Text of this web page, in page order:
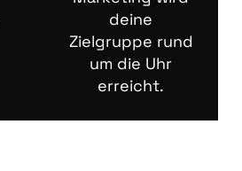
deine
Zielgruppe rund
um die Uhr
erreicht.